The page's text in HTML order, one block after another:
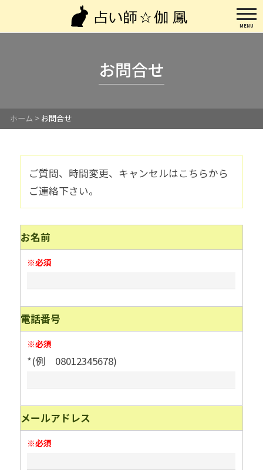
MENU
お問合せ
ホーム > お問合せ
ご質問、時間変更、キャンセルはこちらから
ご連絡下さい。
お名前
※必須
電話番号
※必須
*(例 08012345678)
メールアドレス
※必須